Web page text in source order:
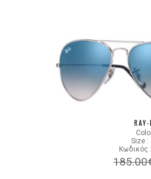
Size :
Κωδικός
185.00